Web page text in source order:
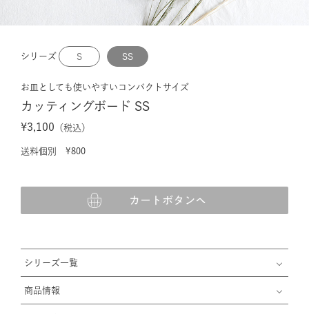
シリーズ S SS
お皿としても使いやすいコンパクトサイズ
カッティングボード SS
¥3,100 （税込）
送料個別 ¥800
カートボタンへ
シリーズ一覧
商品情報